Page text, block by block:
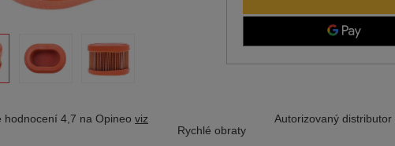
hodnocení 4,7 na Opineo viz
Rychlé obraty
Autorizovaný distributor